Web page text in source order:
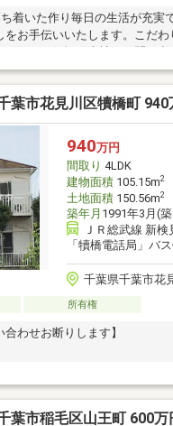
着いた作り毎日の生活が充実
お手伝いいたします。こだわ
も中古住宅を取り扱っていま
績を持つ弊社に購入からリフ
の物件は現況渡し・不適合責
ットバック必要の可能性あり
葉市花見川区犢橋町 940
940万円
間取り 4LDK
建物面積105.15m2
土地面積150.56m2
築年月 1991年3月(
ＪＲ総武線 新
「犢橋電話局」バ
千葉県千葉市花
所有権
合わせお断りします】
葉市稲毛区山王町 600万